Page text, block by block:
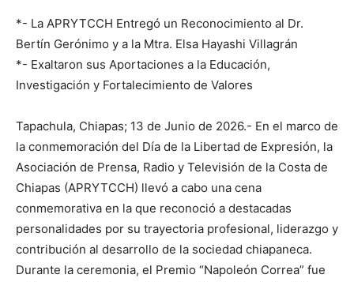
*- La APRYTCCH Entregó un Reconocimiento al Dr.
Bertín Gerónimo y a la Mtra. Elsa Hayashi Villagrán
*- Exaltaron sus Aportaciones a la Educación,
Investigación y Fortalecimiento de Valores
Tapachula, Chiapas; 13 de Junio de 2026.- En el marco de
la conmemoración del Día de la Libertad de Expresión, la
Asociación de Prensa, Radio y Televisión de la Costa de
Chiapas (APRYTCCH) llevó a cabo una cena
conmemorativa en la que reconoció a destacadas
personalidades por su trayectoria profesional, liderazgo y
contribución al desarrollo de la sociedad chiapaneca.
Durante la ceremonia, el Premio “Napoleón Correa” fue